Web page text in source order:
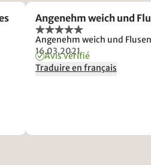
Angenehm weich und
Angenehm weich und
16.03.2021
Avis vérifié
Traduire en français